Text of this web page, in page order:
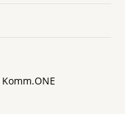
Komm.ONE